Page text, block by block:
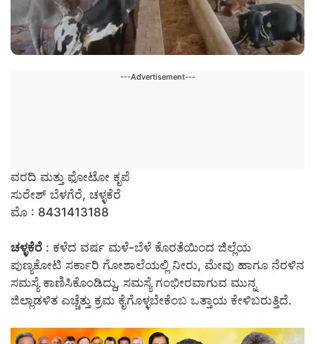
---Advertisement---
ವರದಿ ಮತ್ತು ಫೋಟೋ ಕೃಪೆ
ಸುರೇಶ್ ಬೆಳಗೆರೆ, ಚಳ್ಳಕೆರೆ
ಮೊ : 8431413188
ಚಳ್ಳಕೆರೆ : ಕಳೆದ ವರ್ಷ ಮಳೆ-ಬೆಳೆ ಕೊರತೆಯಿಂದ ಜಿಲ್ಲೆಯ
ಪುಣ್ಯಕೋಟಿ ಸರ್ಕಾರಿ ಗೋಶಾಲೆಯಲ್ಲಿ ನೀರು, ಮೇವು ಹಾಗೂ ನೆರಳಿನ
ಸಮಸ್ಯೆ ಕಾಣಿಸಿಕೊಂಡಿದ್ದು, ಸಮಸ್ಯೆ ಗಂಭೀರವಾಗುವ ಮುನ್ನ
ಜಿಲ್ಲಾಡಳಿತ ಎಚ್ಚೆತ್ತು ಕ್ರಮ ಕೈಗೊಳ್ಳಬೇಕೆಂಬ ಒತ್ತಾಯ ಕೇಳಿಬರುತ್ತಿದೆ.